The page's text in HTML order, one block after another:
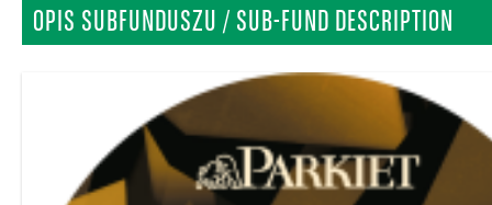
OPIS SUBFUNDUSZU / SUB-FUND DESCRIPTION